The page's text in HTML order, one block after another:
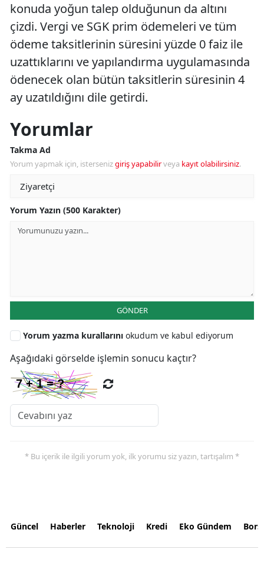
konuda yoğun talep olduğunun da altını
çizdi. Vergi ve SGK prim ödemeleri ve tüm
ödeme taksitlerinin süresini yüzde 0 faiz ile
uzattıklarını ve yapılandırma uygulamasında
ödenecek olan bütün taksitlerin süresinin 4
ay uzatıldığını dile getirdi.
Yorumlar
Takma Ad
Yorum yapmak için, istersenizgiriş yapabilirveya kayıt olabilirsiniz.
Yorum Yazın (500 Karakter)
GÖNDER
Yorum yazma kurallarını okudum ve kabul ediyorum
Aşağıdaki görselde işlemin sonucu kaçtır?
* Bu içerik ile ilgili yorum yok, ilk yorumu siz yazın, tartışalım *
Güncel Haberler Teknoloji Kredi Eko Gündem